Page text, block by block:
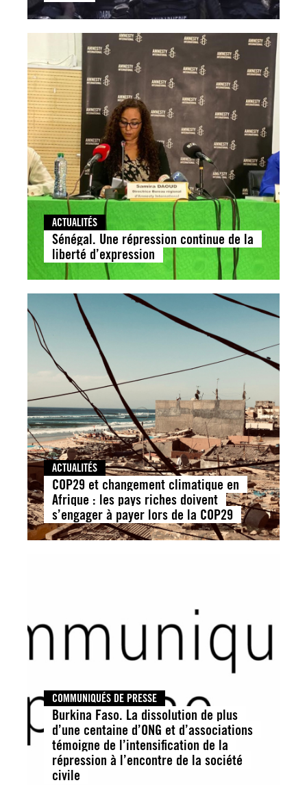
ACTUALITÉS
Sénégal. Une répression continue de la
liberté d’expression
ACTUALITÉS
COP29 et changement climatique en
Afrique : les pays riches doivent
s’engager à payer lors de la COP29
COMMUNIQUÉS DE PRESSE
Burkina Faso. La dissolution de plus
d’une centaine d’ONG et d’associations
témoigne de l’intensification de la
répression à l’encontre de la société
civile